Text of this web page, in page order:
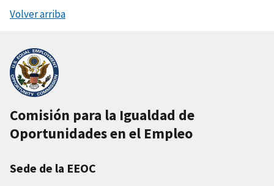
Volver arriba
Comisión para la Igualdad de
Oportunidades en el Empleo
Sede de la EEOC